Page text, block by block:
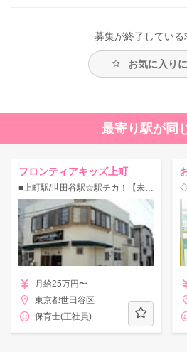
募集が終了している
お気に入り
最寄り駅が同
フロンティアキッズ上町
■上町駅/世田谷駅☆駅チカ！【未経験OK】住宅手当あり◎小規模ならではの保育ができます♪
月給25万円〜
東京都世田谷区
保育士(正社員)